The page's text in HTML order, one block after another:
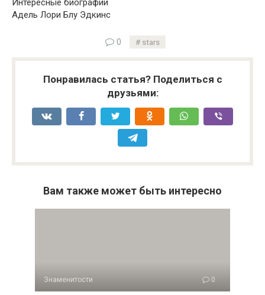
Адель Лори Блу Эдкинс
0 stars
Понравилась статья? Поделиться с
друзьями:
Вам также может быть интересно
Знаменитости 0